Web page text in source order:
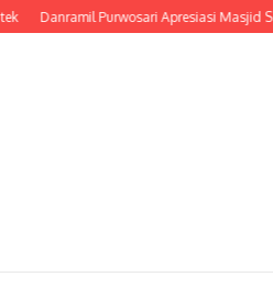
Purwosari Apresiasi Masjid Sekolah,